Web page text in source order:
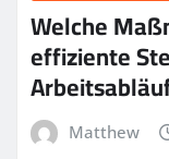
Welche
effiziente
Matthew